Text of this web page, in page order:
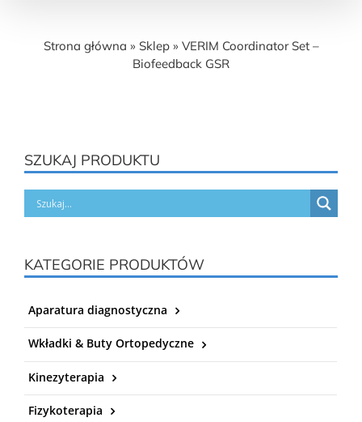
Strona główna » Sklep» VERIM Coordinator Set –
Biofeedback GSR
SZUKAJ PRODUKTU
KATEGORIE PRODUKTÓW
Aparatura diagnostyczna
Wkładki & Buty Ortopedyczne
Kinezyterapia
Fizykoterapia